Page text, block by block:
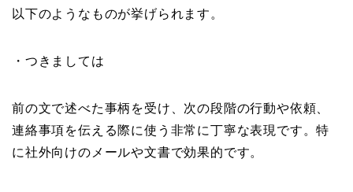
以下のようなものが挙げられます。
・つきましては
前の文で述べた事柄を受け、次の段階の行動や依頼、
連絡事項を伝える際に使う非常に丁寧な表現です。特
に社外向けのメールや文書で効果的です。